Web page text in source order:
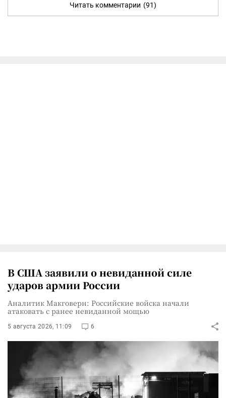
Читать комментарии (91)
В США заявили о невиданной силе
ударов армии России
Аналитик Макговерн: Российские войска начали
атаковать с ранее невиданной мощью
5 августа 2026, 11:09 6